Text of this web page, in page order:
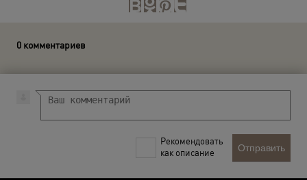
0 комментариев
Рекомендовать
как описание
Отправить